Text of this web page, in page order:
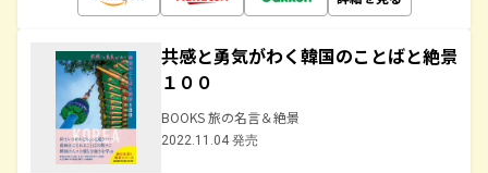
共感と勇気がわく韓国のことばと絶景
１００
BOOKS 旅の名言＆絶景
2022.11.04 発売